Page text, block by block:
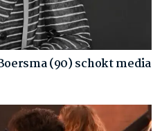
(90) schokt media